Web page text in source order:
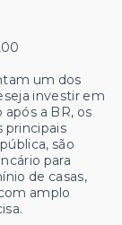
um dos
investir em
a BR, os
principais
são
para
de casas,
amplo